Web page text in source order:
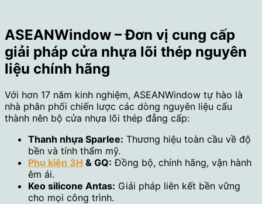
ASEANWindow – Đơn vị cung cấp
giải pháp cửa nhựa lõi thép nguyên
liệu chính hãng
Với hơn 17 năm kinh nghiệm, ASEANWindow tự hào là
nhà phân phối chiến lược các dòng nguyên liệu cấu
thành nên bộ cửa nhựa lõi thép đẳng cấp:
Thanh nhựa Sparlee: Thương hiệu toàn cầu về độ
bền và tính thẩm mỹ.
Phụ kiện 3H & GQ: Đồng bộ, chính hãng, vận hành
êm ái.
Keo silicone Antas: Giải pháp liên kết bền vững
cho mọi công trình.